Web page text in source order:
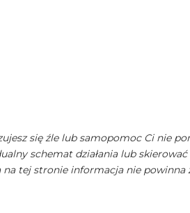
się źle lub samopomoc Ci nie
schemat działania lub
na tej stronie informacja nie powinna